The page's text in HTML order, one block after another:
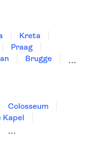
Kreta
Praag
Brugge
Colosseum
Kapel